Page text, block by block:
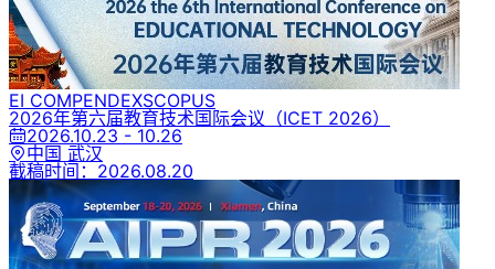
EI COMPENDEXSCOPUS
2026年第六届教育技术国际会议 （ICET 2026）
2026.10.23 - 10.26
中国 武汉
截稿时间： 2026.08.20